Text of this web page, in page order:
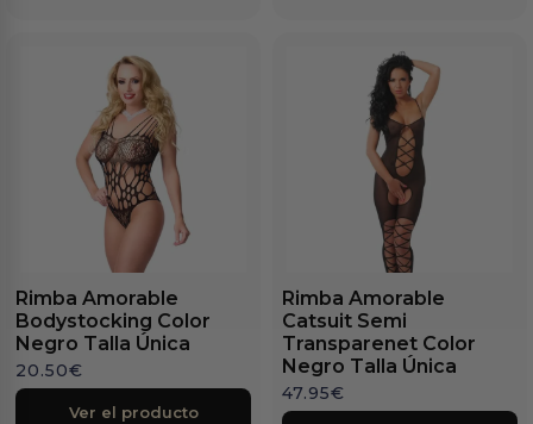
Rimba Amorable
Bodystocking Color
Negro Talla Única
20.50€
Ver el producto
Rimba Amorable
Catsuit Semi
Transparenet Color
Negro Talla Única
47.95€